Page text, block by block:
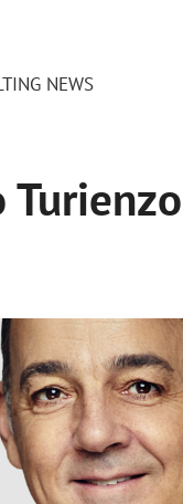
NEWS
Turienzo